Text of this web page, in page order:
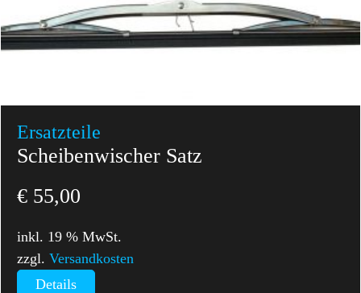
Ersatzteile
Scheibenwischer Satz
€ 55,00
inkl. 19 % MwSt.
zzgl.Versandkosten
Details